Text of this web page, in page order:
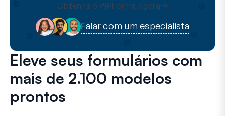
Obtenha o WPForms Agora
Falar com um especialista
Eleve seus formulários com
mais de 2.100 modelos
prontos